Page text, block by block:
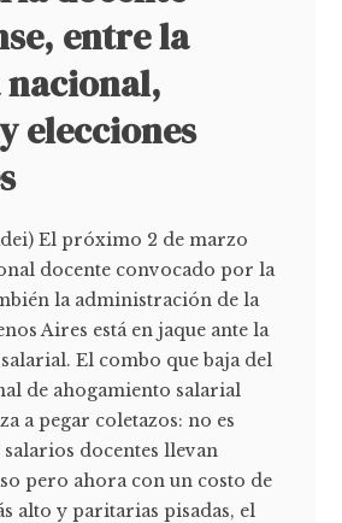
entre la
elecciones
El próximo 2 de marzo
docente convocado por la
la administración de la
Aires está en jaque ante la
El combo que baja del
de ahogamiento salarial
a pegar coletazos: no es
docentes llevan
pero ahora con un costo de
alto y paritarias pisadas, el